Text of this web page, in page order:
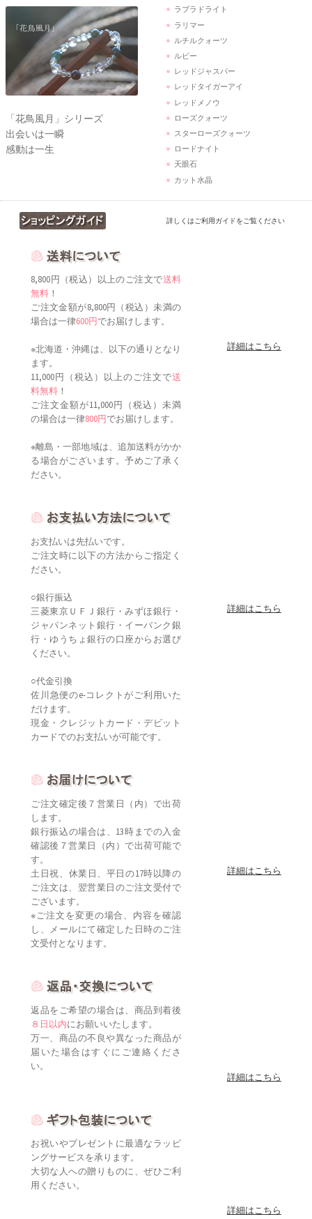
「花鳥風月」シリーズ
出会いは一瞬
感動は一生
ラブラドライト
ラリマー
ルチルクォーツ
ルビー
レッドジャスパー
レッドタイガーアイ
レッドメノウ
ローズクォーツ
スターローズクォーツ
ロードナイト
天眼石
カット水晶
詳しくはご利用ガイドをご覧ください
8,800円（税込）以上のご注文で送料
無料 ！
ご注文金額が8,800円（税込）未満の
場合は一律600円でお届けします。
※北海道・沖縄は、以下の通りとなり
ます。
11,000円（税込）以上のご注文で送
料無料 ！
ご注文金額が11,000円（税込）未満
の場合は一律800円でお届けします。
※離島・一部地域は、追加送料がかか
る場合がございます。予めご了承く
ださい。
詳細はこちら
お支払いは先払いです。
ご注文時に以下の方法からご指定く
ださい。
○銀行振込
三菱東京ＵＦＪ銀行・みずほ銀行・
ジャパンネット銀行・イーバンク銀
行・ゆうちょ銀行の口座からお選び
ください。
○代金引換
佐川急便のe-コレクトがご利用いた
だけます。
現金・クレジットカード・デビット
カードでのお支払いが可能です。
詳細はこちら
ご注文確定後７営業日（内）で出荷
します。
銀行振込の場合は、13時までの入金
確認後７営業日（内）で出荷可能で
す。
土日祝、休業日、平日の17時以降の
ご注文は、翌営業日のご注文受付で
ございます。
※ご注文を変更の場合、内容を確認
し、メールにて確定した日時のご注
文受付となります。
詳細はこちら
返品をご希望の場合は、商品到着後
８日以内にお願いいたします。
万一、商品の不良や異なった商品が
届いた場合はすぐにご連絡くださ
い。
詳細はこちら
お祝いやプレゼントに最適なラッピ
ングサービスを承ります。
大切な人への贈りものに、ぜひご利
用ください。
詳細はこちら